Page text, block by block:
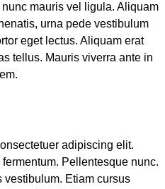
mauris vel ligula. Aliquam
urna pede vestibulum
eget lectus. Aliquam erat
tellus. Mauris viverra ante in
adipiscing elit.
Pellentesque nunc.
vestibulum. Etiam cursus